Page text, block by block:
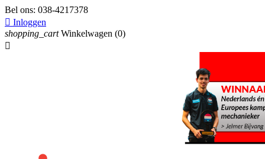
Bel ons: 038-4217378
 Inloggen
shopping_cart Winkelwagen (0)
